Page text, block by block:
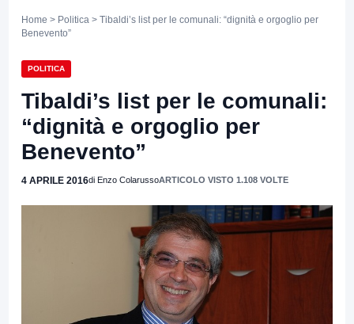
Home > Politica > Tibaldi’s list per le comunali: “dignità e orgoglio per
Benevento”
POLITICA
Tibaldi’s list per le comunali:
“dignità e orgoglio per
Benevento”
4 APRILE 2016di Enzo ColarussoARTICOLO VISTO 1.108 VOLTE